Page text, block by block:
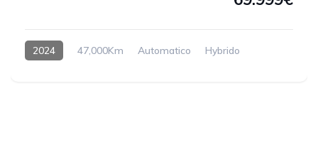
2024 47,000Km Automatico Hybrido